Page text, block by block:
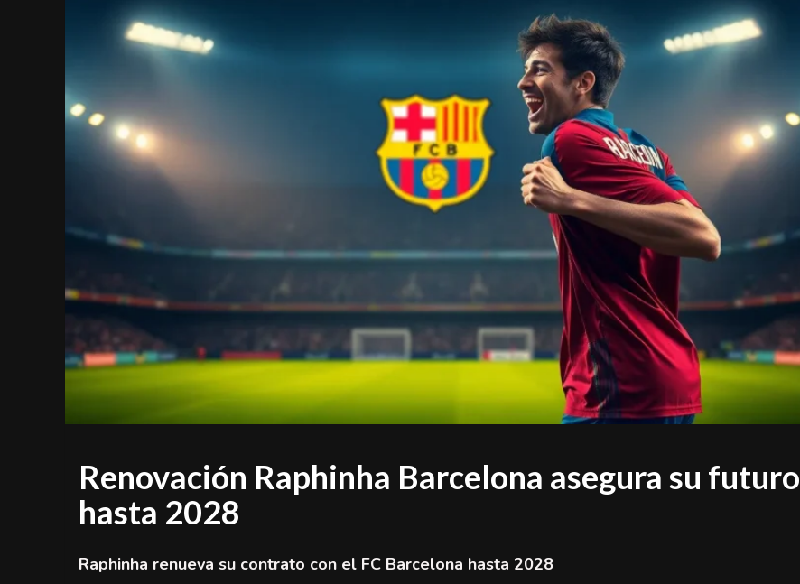
Renovación Raphinha Barcelona asegura su futuro
hasta 2028
Raphinha renueva su contrato con el FC Barcelona hasta 2028